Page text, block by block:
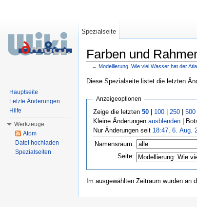
Farben und
← Modellierung: Wie viel Wasser hat der
Diese Spezialseite listet die letzten
Anzeigeoptionen
Zeige die letzten 50| 100| 250| 500
Kleine Änderungen ausblenden|
Nur Änderungen seit 18:47, 6. Aug.
Namensraum:
Seite:
Im ausgewählten Zeitraum wurden an
Spezialseite
Hauptseite
Letzte Änderungen
Hilfe
Werkzeuge
Atom
Datei hochladen
Spezialseiten